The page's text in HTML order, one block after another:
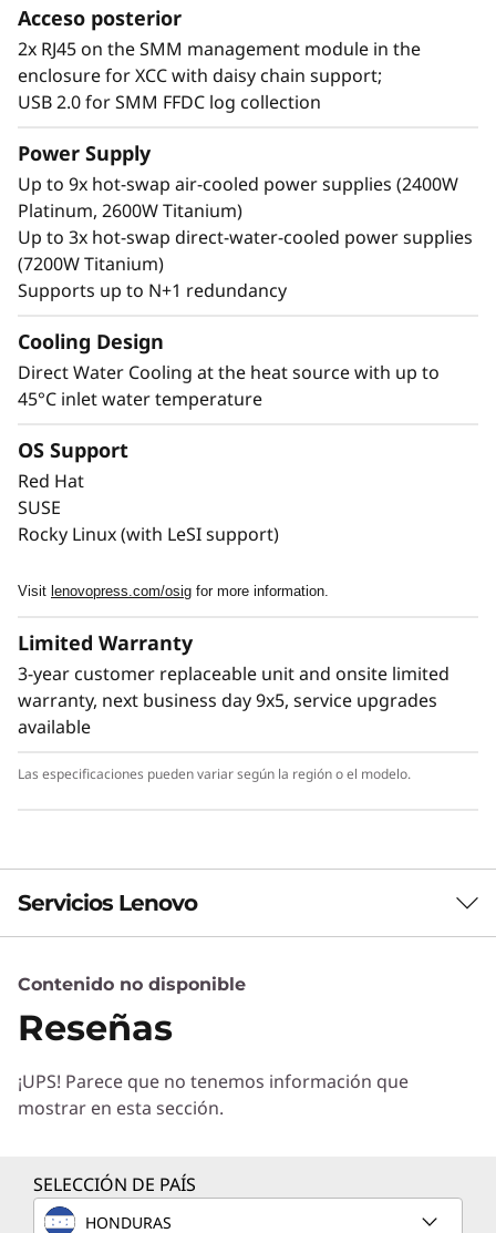
Infrastructure (LeSI) totalmente escalable,
proporciona guías de soluciones
recomendadas para garantizar la
interoperabilidad del hardware, software y
firmware entre distintos componentes de
Lenovo y otros fabricantes.
Con Lenovo intelligent Computing
Orchestration (LiCO) podrá dar soporte a
múltiples usuarios y aumentar o reducir la
escala dentro de un único entorno de clúster.
LiCO le permite aprovechar un mismo clúster
para los requisitos de distintas cargas de
Acceso posterior
2x RJ45 on the SMM management module in the
enclosure for XCC with daisy chain support;
USB 2.0 for SMM FFDC log collection
Power Supply
Up to 9x hot-swap air-cooled power supplies (2400W
Platinum, 2600W Titanium)
Up to 3x hot-swap direct-water-cooled power supplies
(7200W Titanium)
Supports up to N+1 redundancy
Cooling Design
Direct Water Cooling at the heat source with up to
45°C inlet water temperature
OS Support
Red Hat
SUSE
Rocky Linux (with LeSI support)
Visit lenovopress.com/osig for more information.
Limited Warranty
3-year customer replaceable unit and onsite limited
warranty, next business day 9x5, service upgrades
available
Las especificaciones pueden variar según la región o el modelo.
Servicios Lenovo
Servicios de Soluciones
Diseñe la mejor estrategia para su empresa.
correcta para sus exclusivas necesidades
empresariales.
Servicios de Implementación
Contenido no disponible
Reseñas
¡UPS! Parece que no tenemos información que
mostrar en esta sección.
SELECCIÓN DE PAÍS
HONDURAS